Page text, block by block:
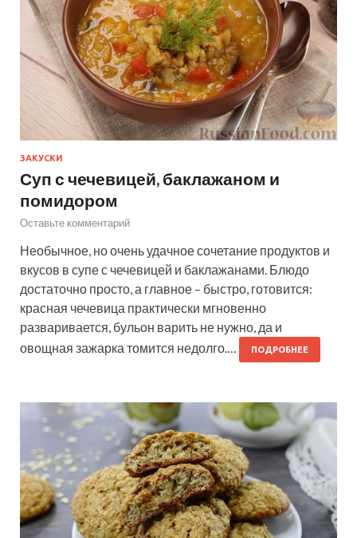
ЗАКУСКИ
Суп с чечевицей, баклажаном и
помидором
Оставьте комментарий
Необычное, но очень удачное сочетание продуктов и
вкусов в супе с чечевицей и баклажанами. Блюдо
достаточно просто, а главное – быстро, готовится:
красная чечевица практически мгновенно
разваривается, бульон варить не нужно, да и
овощная зажарка томится недолго.…
ПОДРОБНЕЕ